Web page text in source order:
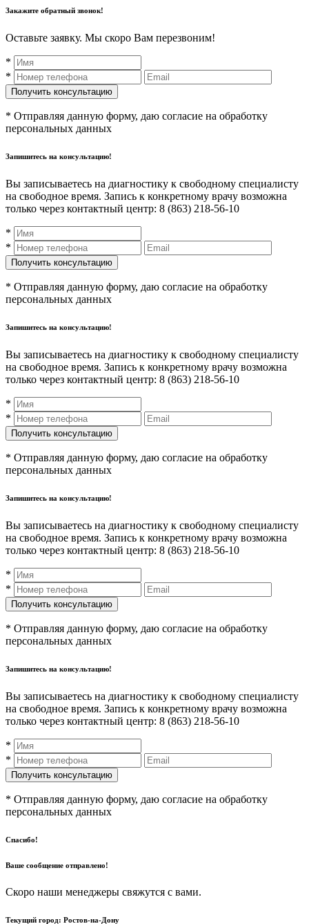
Закажите обратный звонок!
Оставьте заявку. Мы скоро Вам перезвоним!
*
*
* Отправляя данную форму, даю согласие на обработку
персональных данных
Запишитесь на консультацию!
Вы записываетесь на диагностику к свободному специалисту
на свободное время. Запись к конкретному врачу возможна
только через контактный центр: 8 (863) 218-56-10
*
*
* Отправляя данную форму, даю согласие на обработку
персональных данных
Запишитесь на консультацию!
Вы записываетесь на диагностику к свободному специалисту
на свободное время. Запись к конкретному врачу возможна
только через контактный центр: 8 (863) 218-56-10
*
*
* Отправляя данную форму, даю согласие на обработку
персональных данных
Запишитесь на консультацию!
Вы записываетесь на диагностику к свободному специалисту
на свободное время. Запись к конкретному врачу возможна
только через контактный центр: 8 (863) 218-56-10
*
*
* Отправляя данную форму, даю согласие на обработку
персональных данных
Запишитесь на консультацию!
Вы записываетесь на диагностику к свободному специалисту
на свободное время. Запись к конкретному врачу возможна
только через контактный центр: 8 (863) 218-56-10
*
*
* Отправляя данную форму, даю согласие на обработку
персональных данных
Спасибо!
Ваше сообщение отправлено!
Скоро наши менеджеры свяжутся с вами.
Текущий город: Ростов-на-Дону